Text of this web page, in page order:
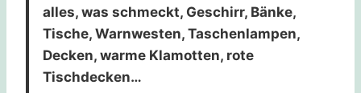
alles, was schmeckt, Geschirr, Bänke,
Tische, Warnwesten, Taschenlampen,
Decken, warme Klamotten, rote
Tischdecken…